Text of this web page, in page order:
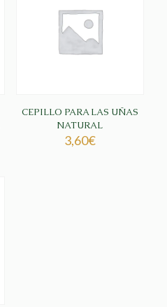
CEPILLO PARA LAS UÑAS
NATURAL
3,60€